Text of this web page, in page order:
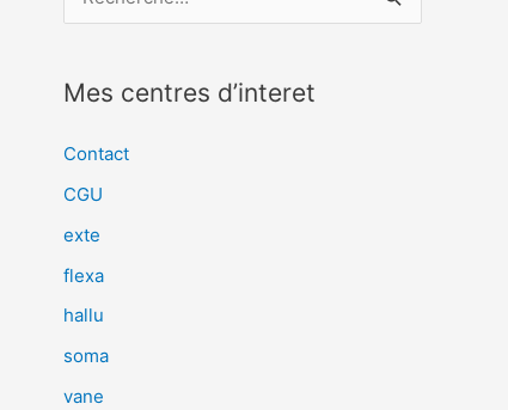
e
e
r
:
Mes centres d’interet
Contact
CGU
exte
flexa
hallu
soma
vane